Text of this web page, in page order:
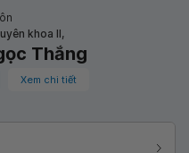
khoa II,
Thắng
Xem chi tiết